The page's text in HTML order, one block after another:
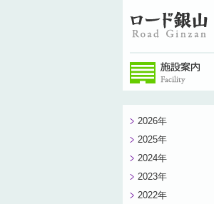
2026年
2025年
2024年
2023年
2022年